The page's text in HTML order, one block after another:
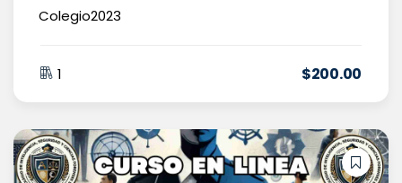
Colegio2023
1 $200.00